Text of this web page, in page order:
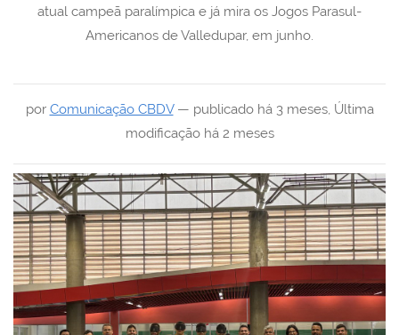
por Comunicação CBDV— publicado há 3 meses, Última
modificação há 2 meses
atual campeã paralímpica e já mira os Jogos Parasul-
Americanos de Valledupar, em junho.